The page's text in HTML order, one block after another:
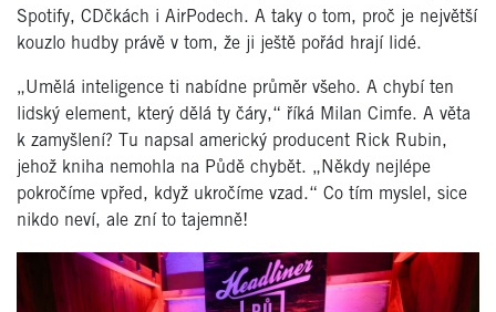
Spotify, CDčkách i AirPodech. A taky o tom, proč je největší
kouzlo hudby právě v tom, že ji ještě pořád hrají lidé.
„Umělá inteligence ti nabídne průměr všeho. A chybí ten
lidský element, který dělá ty čáry,“ říká Milan Cimfe. A věta
k zamyšlení? Tu napsal americký producent Rick Rubin,
jehož kniha nemohla na Půdě chybět. „Někdy nejlépe
pokročíme vpřed, když ukročíme vzad.“ Co tím myslel, sice
nikdo neví, ale zní to tajemně!